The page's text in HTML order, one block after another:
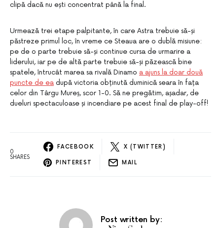
clipă dacă nu ești concentrat până la final.
Urmează trei etape palpitante, în care Astra trebuie să-și
păstreze primul loc, în vreme ce Steaua are o dublă misiune:
pe de o parte trebuie să-și continue cursa de urmarire a
liderului, iar pe de altă parte trebuie să-și păzească bine
spatele, întrucât marea sa rivală Dinamo a ajuns la doar două
puncte de ea după victoria obținută duminică seara în fața
celor din Târgu Mureș, scor 1-0. Să ne pregătim, așadar, de
dueluri spectaculoase și incendiare pe acest final de play-off!
0
SHARES
FACEBOOK X (TWITTER)
PINTEREST MAIL
Post written by: